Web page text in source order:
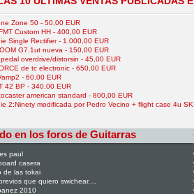
Zone 50 - 50,00 EUR
Custom HH - 400,00 EUR
Single Rectifier - 1.000,00 EUR
G7.1ut nueva - 150,00 EUR
overdrive/distorsin - 45,00 EUR
de tc electronic - 650,00 EUR
- 60,00 EUR
42 BP - 340,00 EUR
american standard - 800,00 EUR
2:Ninety modificada por Pedro Vecino + flight case 4u
en los foros de Guitarras
paul
casera
de las tokai
que quiero swichear....
2010